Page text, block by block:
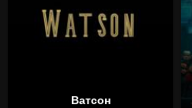
Ватсон